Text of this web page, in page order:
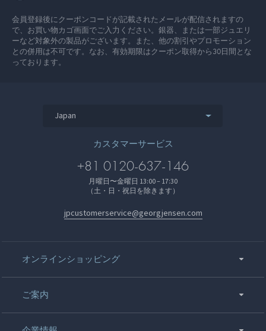
会員登録後にクーポンコードが記載されたメールが配信されますの
で、お買い物カゴ画面でご入力ください。銀器、または一部ジュエリ
ーなど対象外の製品がございます。また、他の割引やプロモーション
との併用は不可です。なお、有効期限はクーポン取得から30日間とな
っております。
Japan
カスタマーサービス
+81 0120-637-146
月曜日〜金曜日 13:00 – 17:30
（土・日・祝日を除きます）
jpcustomerservice@georgjensen.com
オンラインショッピング
ご案内